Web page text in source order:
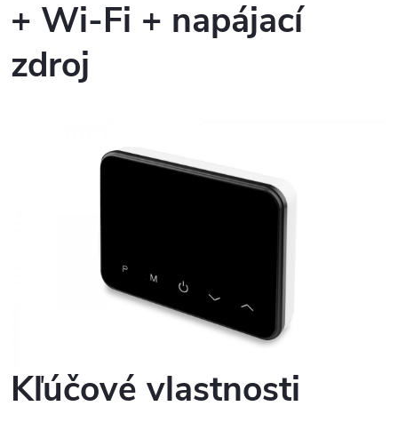
+ Wi-Fi + napájací
zdroj
Kľúčové vlastnosti